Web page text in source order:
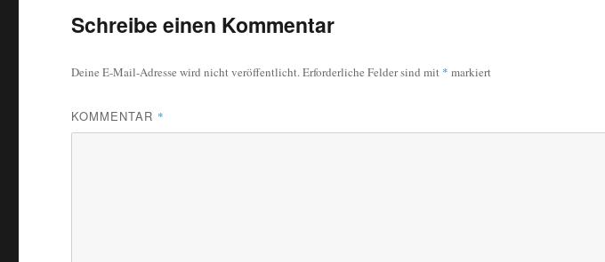
Schreibe einen Kommentar
Deine E-Mail-Adresse wird nicht veröffentlicht.Erforderliche Felder sind mit * markiert
KOMMENTAR *